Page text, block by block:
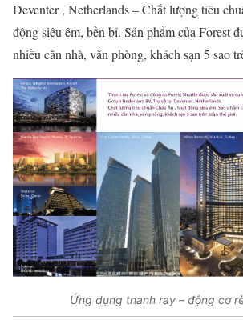
Deventer , Netherlands – Chất lượng tiêu
động siêu êm, bền bỉ. Sản phẩm của Forest
nhiều căn nhà, văn phòng, khách sạn 5 sao
Ứng dụng thanh ray – động cơ